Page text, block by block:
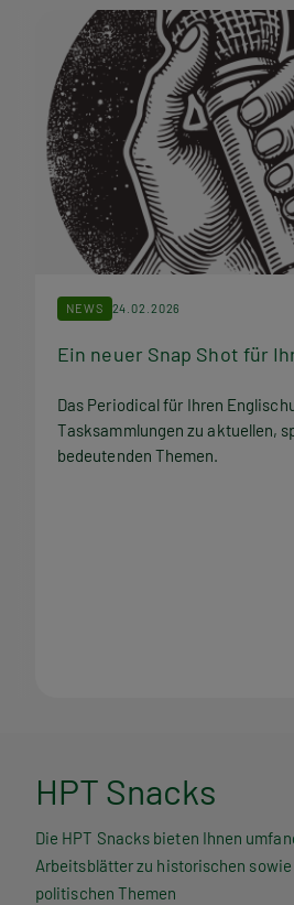
NEWS 24.02.2026
Ein neuer Snap Shot für
Das Periodical für Ihren
Tasksammlungen zu aktuellen,
bedeutenden Themen.
H
P
T
HPT Snacks
Die HPT Snacks bieten Ihnen
Arbeitsblätter zu historischen
politischen Themen